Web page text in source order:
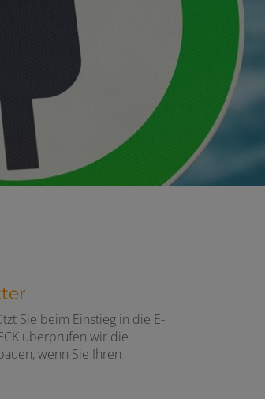
Sie beim Einstieg in die E-
überprüfen wir die
wenn Sie Ihren